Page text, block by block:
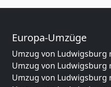
Europa-Umzüge
Umzug von Ludwigsburg
Umzug von Ludwigsburg
Umzug von Ludwigsburg